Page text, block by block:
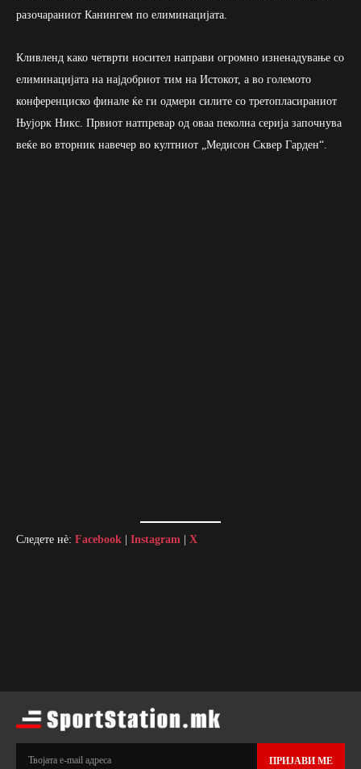
разочараниот Канингем по елиминацијата.
Кливленд како четврти носител направи огромно изненадување со
елиминацијата на најдобриот тим на Истокот, а во големото
конференциско финале ќе ги одмери силите со третопласираниот
Њујорк Никс. Првиот натпревар од оваа пеколна серија започнува
веќе во вторник навечер во култниот „Медисон Сквер Гарден“.
Следете нè: Facebook Instagram X
ПРИЈАВИ МЕ